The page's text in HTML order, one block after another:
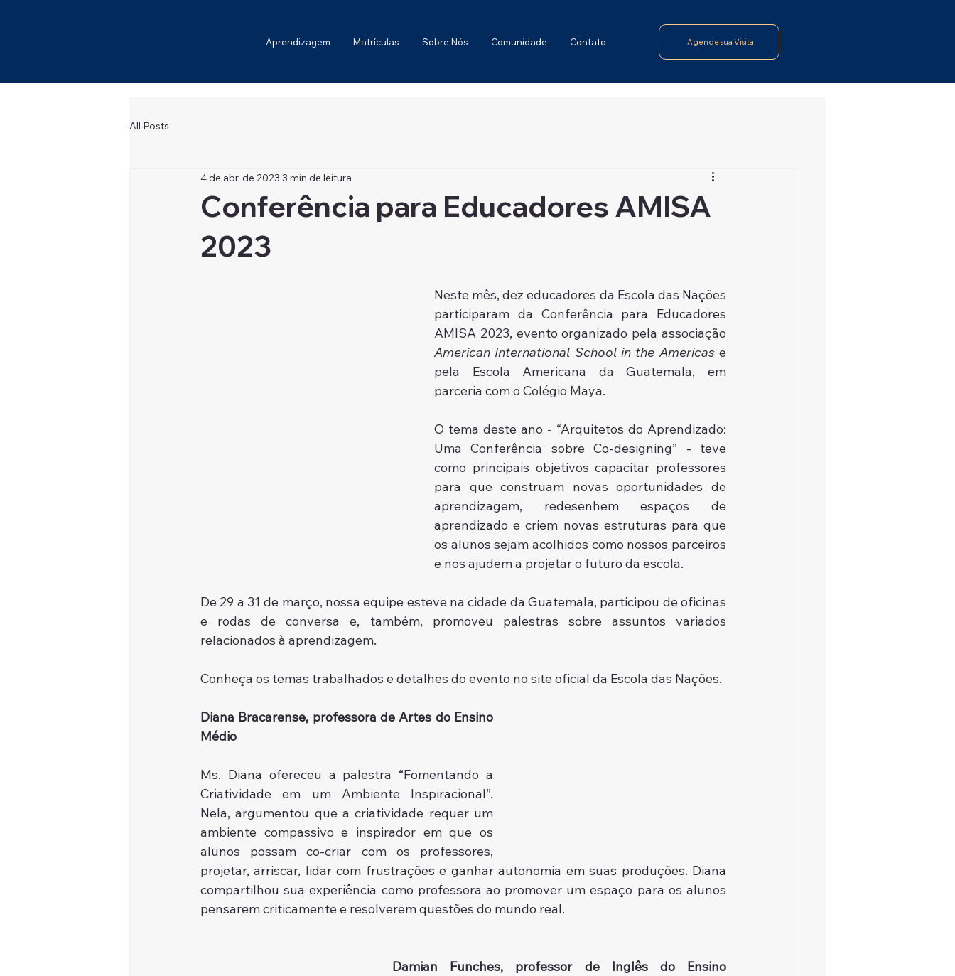
Aprendizagem Matrículas Sobre Nós Comunidade Contato Agende sua Visita
All Posts
Conferência para Educadores AMISA
2023
4 de abr. de 2023 3 min de leitura
Neste mês, dez educadores da Escola das Nações
participaram da Conferência para Educadores
American International School in the Americas e
pela Escola Americana da Guatemala, em
parceria com o Colégio Maya.
O tema deste ano - “Arquitetos do Aprendizado:
Uma Conferência sobre Co-designing” - teve
como principais objetivos capacitar professores
para que construam novas oportunidades de
aprendizagem, redesenhem espaços de
aprendizado e criem novas estruturas para que
os alunos sejam acolhidos como nossos parceiros
e nos ajudem a projetar o futuro da escola.
De 29 a 31 de março, nossa equipe esteve na cidade da Guatemala, participou de oficinas
e rodas de conversa e, também, promoveu palestras sobre assuntos variados
relacionados à aprendizagem.
Conheça os temas trabalhados e detalhes do evento no site oficial da Escola das Nações.
Diana Bracarense, professora de Artes do Ensino
Médio
Ms. Diana ofereceu a palestra “Fomentando a
Criatividade em um Ambiente Inspiracional”.
Nela, argumentou que a criatividade requer um
ambiente compassivo e inspirador em que os
alunos possam co-criar com os professores,
projetar, arriscar, lidar com frustrações e ganhar autonomia em suas produções. Diana
compartilhou sua experiência como professora ao promover um espaço para os alunos
pensarem criticamente e resolverem questões do mundo real.
Damian Funches, professor de Inglês do Ensino